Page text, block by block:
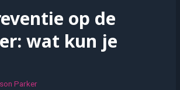
op de
wat kun je
Parker